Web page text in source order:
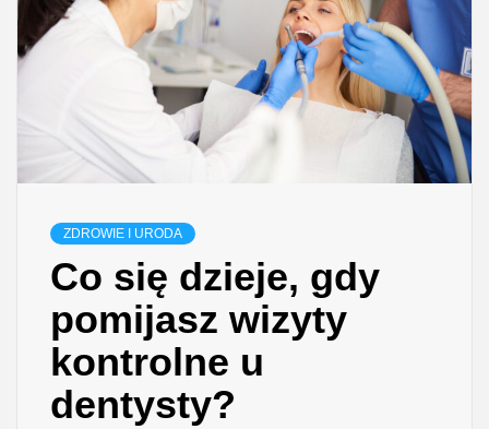
ZDROWIE I URODA
Co się dzieje, gdy
pomijasz wizyty
kontrolne u
dentysty?